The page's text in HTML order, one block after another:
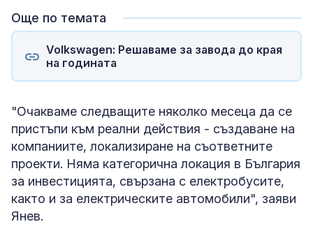
Още по темата
Volkswagen: Решаваме за завода до края
на годината
"Очакваме следващите няколко месеца да се
пристъпи към реални действия - създаване на
компаниите, локализиране на съответните
проекти. Няма категорична локация в България
за инвестицията, свързана с електробусите,
както и за електрическите автомобили", заяви
Янев.